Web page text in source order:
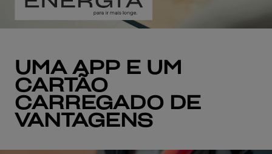
UMA APP E UM
CARTÃO
CARREGADO DE
VANTAGENS